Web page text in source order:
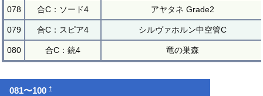
078 合C：ソード4 アヤタネ Grade2
079 合C：スピア4 シルヴァホルン中空管C
080 合C：銃4 竜の巣森
081〜100†